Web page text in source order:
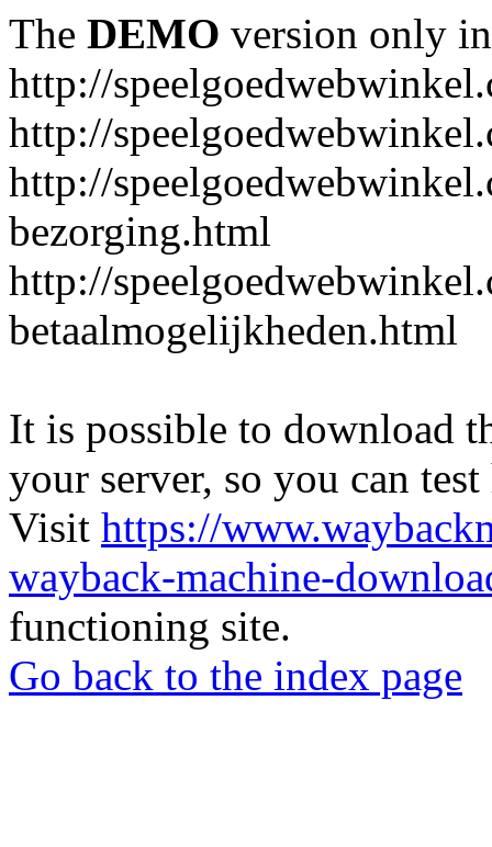
The DEMO version only
http://
http://
http://
bezorging.html
http://
betaalmogelijkheden.html
It is possible to download
your server, so you can
Visit https://
wayback-machine-
functioning site.
Go back to the index page